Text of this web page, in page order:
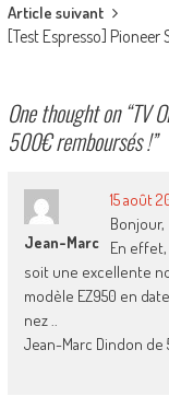
Article suivant
[Test Espresso] Pioneer
One thought on “TV
500€ remboursés !”
Jean-Marc
15 août
Bonjour,
En
soit une excellente
modèle EZ950 en
nez ..
Jean-Marc Dindon de